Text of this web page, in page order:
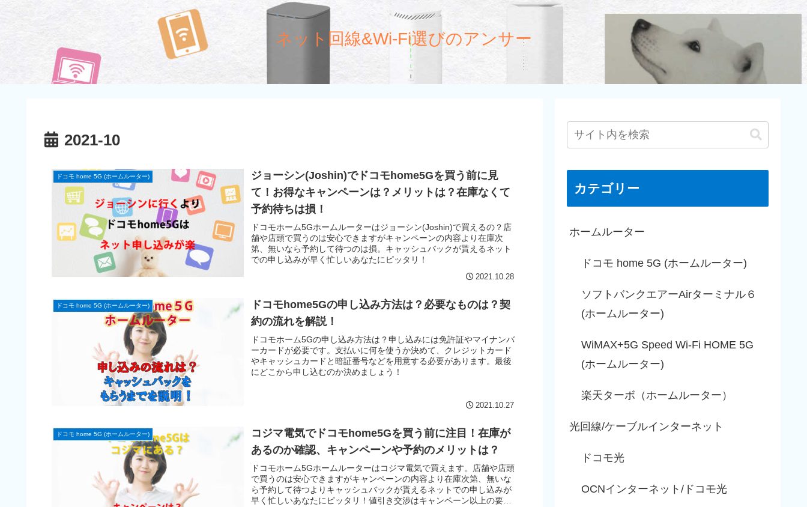
ネット回線&Wi-Fi選びのアンサー
2021-10
ドコモ home 5G (ホームルーター)
ジョーシン(Joshin)でドコモhome5Gを買う前に見
て！お得なキャンペーンは？メリットは？在庫なくて
予約待ちは損！
ドコモホーム5Gホームルーターはジョーシン(Joshin)で買えるの？店
舗や店頭で買うのは安心できますがキャンペーンの内容より在庫次
第、無いなら予約して待つのは損。キャッシュバックが貰えるネット
での申し込みが早く忙しいあなたにピッタリ！
2021.10.28
ドコモ home 5G (ホームルーター)
ドコモhome5Gの申し込み方法は？必要なものは？契
約の流れを解説！
ドコモホーム5Gの申し込み方法は？申し込みには免許証やマイナンバ
ーカードが必要です。支払いに何を使うか決めて、クレジットカード
やキャッシュカードと暗証番号などを用意する必要があります。最後
にどこから申し込むのか決めましょう！
2021.10.27
ドコモ home 5G (ホームルーター)
コジマ電気でドコモhome5Gを買う前に注目！在庫が
あるのか確認、キャンペーンや予約のメリットは？
ドコモホーム5Gホームルーターはコジマ電気で買えます。店舗や店頭
で買うのは安心できますがキャンペーンの内容より在庫次第、無いな
ら予約して待つよりキャッシュバックが貰えるネットでの申し込みが
早く忙しいあなたにピッタリ！値引き交渉はキャンペーン以上の要求
カテゴリー
ホームルーター
ドコモ home 5G (ホームルーター)
ソフトバンクエアーAirターミナル６
(ホームルーター)
WiMAX+5G Speed Wi-Fi HOME 5G
(ホームルーター)
楽天ターボ（ホームルーター）
光回線/ケーブルインターネット
ドコモ光
OCNインターネット/ドコモ光